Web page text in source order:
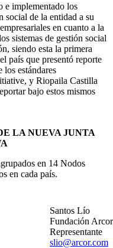
e implementado los
social de la entidad a su
en cuanto a la
sistemas de gestión social
siendo esta la primera
país que presentó reporte
los estándares
y Riopaila Castilla
bajo estos mismos
LA NUEVA JUNTA
en 14 Nodos
en cada país.
Santos Lío
Fundación
Representante
slio@arcor.com